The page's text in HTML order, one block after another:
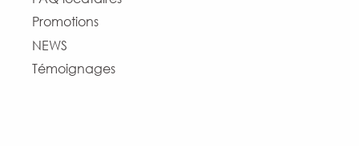
Promotions
NEWS
Témoignages